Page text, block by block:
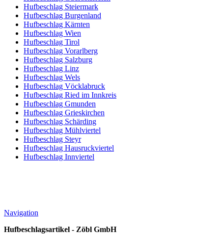
Hufbeschlag Steiermark
Hufbeschlag Burgenland
Hufbeschlag Kärnten
Hufbeschlag Wien
Hufbeschlag Tirol
Hufbeschlag Vorarlberg
Hufbeschlag Salzburg
Hufbeschlag Linz
Hufbeschlag Wels
Hufbeschlag Vöcklabruck
Hufbeschlag Ried im Innkreis
Hufbeschlag Gmunden
Hufbeschlag Grieskirchen
Hufbeschlag Schärding
Hufbeschlag Mühlviertel
Hufbeschlag Steyr
Hufbeschlag Hausruckviertel
Hufbeschlag Innviertel
Navigation
Hufbeschlagsartikel - Zöbl GmbH